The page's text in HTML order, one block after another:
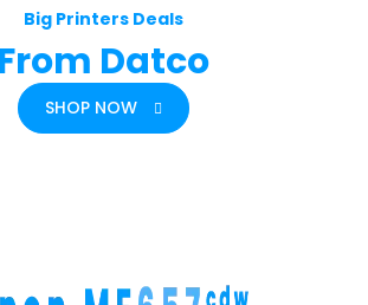
Big Printers Deals
From Datco
SHOP NOW